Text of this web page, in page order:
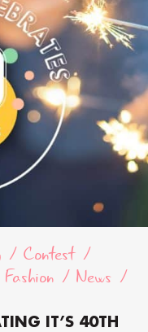
Contest
Fashion News
IT’S 40TH